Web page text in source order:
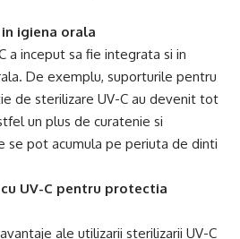
igiena orala
a inceput sa fie integrata si in
De exemplu, suporturile pentru
de sterilizare UV-C au devenit tot
un plus de curatenie si
se pot acumula pe periuta de dinti
UV-C pentru protectia
ale utilizarii sterilizarii UV-C